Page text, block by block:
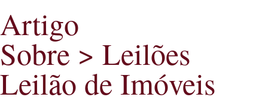
Artigo
Sobre > Leilões
Leilão de Imóveis